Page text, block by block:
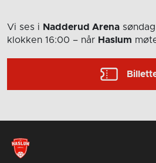
Vi ses i Nadderud Arena
klokken 16:00 – når Haslum